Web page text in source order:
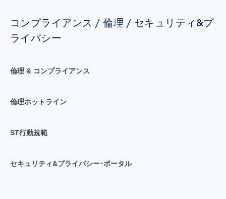
コンプライアンス / 倫理 / セキュリティ&プ
ライバシー
倫理 & コンプライアンス
倫理ホットライン
ST行動規範
セキュリティ&プライバシー･ポータル